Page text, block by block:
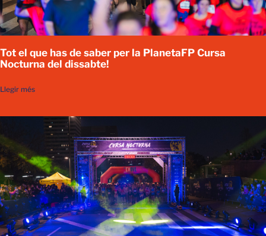
Tot el que has de saber per la PlanetaFP Cursa
Nocturna del dissabte!
Llegir més